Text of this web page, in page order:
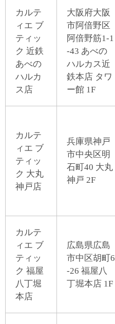
カルテ
ィエ ブ
ティッ
ク 近鉄
あべの
ハルカ
ス店
大阪府大阪
市阿倍野区
阿倍野筋1-1
-43 あべの
ハルカス近
鉄本店 タワ
ー館 1F
カルテ
ィエ ブ
ティッ
ク 大丸
神戸店
兵庫県神戸
市中央区明
石町40 大丸
神戸 2F
カルテ
ィエ ブ
ティッ
ク 福屋
八丁堀
本店
広島県広島
市中区胡町6
-26 福屋八
丁堀本店 1F